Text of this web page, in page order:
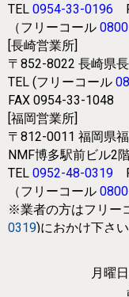
TEL 0954-33-0196
（フリーコール
[長崎営業所]
〒852-8022 長崎県
TEL (フリーコール
FAX 0954-33-1048
[福岡営業所]
〒812-0011 福岡県
NMF博多駅前ビル2
TEL 0952-48-0319
（フリーコール
※業者の方はフリー
0319)におかけ下さい
月曜